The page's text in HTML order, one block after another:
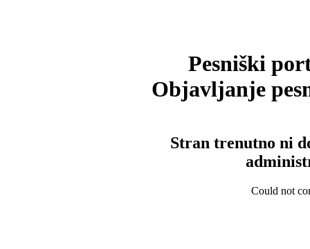
Pesniški
Objavljanje
Stran trenutno ni
Could not